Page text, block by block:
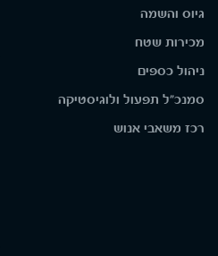
גיוס והשמה
מכירות שטח
ניהול כספים
סמנכ"ל תפעול ולוגיסטיקה
רכז משאבי אנוש